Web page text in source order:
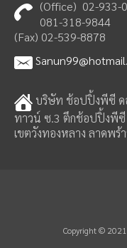
(Office) 02-933-
081-318-9844
(Fax) 02-539-8878
บริษัท ช้อปปิ้งพีซี ด
ทาวน์ ซ.3 ตึกช้อปปิ้งพีซี
เขตวังทองหลาง ลาดพร้
Copyright ©